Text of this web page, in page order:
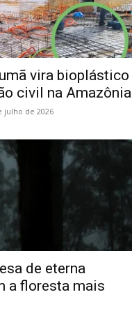
vira bioplástico
civil na Amazônia
julho de 2026
de eterna
a floresta mais